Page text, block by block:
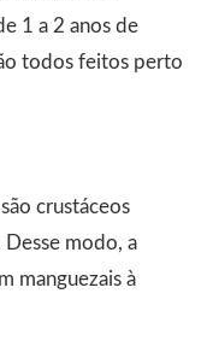
1 a 2 anos de
todos feitos perto
crustáceos
modo, a
manguezais à